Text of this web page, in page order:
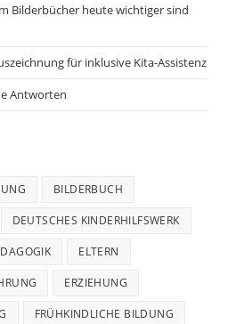
Bilderbücher heute wichtiger sind
für inklusive Kita-Assistenz
Antworten
BILDERBUCH
DEUTSCHES KINDERHILFSWERK
ELTERN
ERZIEHUNG
FRÜHKINDLICHE BILDUNG